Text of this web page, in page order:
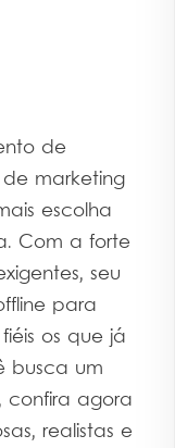
de
marketing
escolha
Com a forte
seu
para
os que já
busca um
confira agora
realistas e